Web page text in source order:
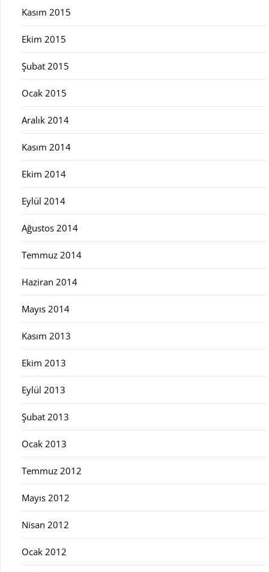
Kasım 2015
Ekim 2015
Şubat 2015
Ocak 2015
Aralık 2014
Kasım 2014
Ekim 2014
Eylül 2014
Ağustos 2014
Temmuz 2014
Haziran 2014
Mayıs 2014
Kasım 2013
Ekim 2013
Eylül 2013
Şubat 2013
Ocak 2013
Temmuz 2012
Mayıs 2012
Nisan 2012
Ocak 2012